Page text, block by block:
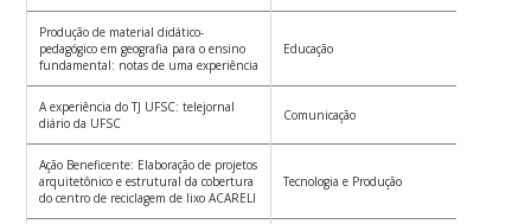
Produção de material didático-
pedagógico em geografia para o ensino
fundamental: notas de uma experiência
Educação
A experiência do TJ UFSC: telejornal
diário da UFSC
Comunicação
Ação Beneficente: Elaboração de projetos
arquitetônico e estrutural da cobertura
do centro de reciclagem de lixo ACARELI
Tecnologia e Produção